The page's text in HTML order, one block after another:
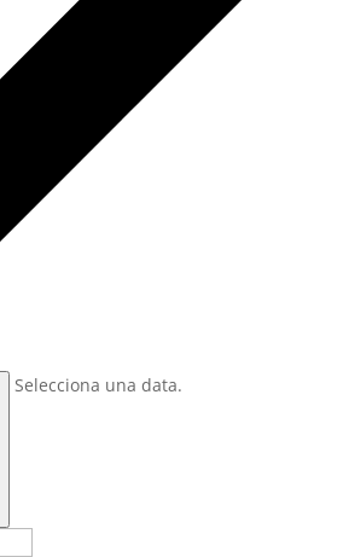
Selecciona una data.